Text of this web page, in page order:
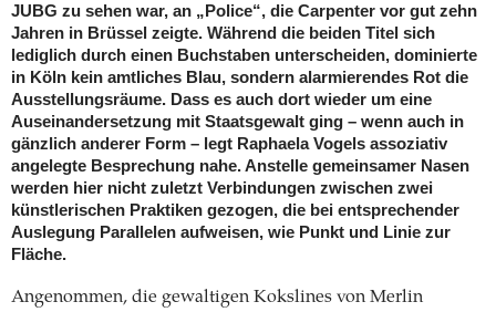
JUBG zu sehen war, an „Police“, die Carpenter vor gut zehn
Jahren in Brüssel zeigte. Während die beiden Titel sich
lediglich durch einen Buchstaben unterscheiden, dominierte
in Köln kein amtliches Blau, sondern alarmierendes Rot die
Ausstellungsräume. Dass es auch dort wieder um eine
Auseinandersetzung mit Staatsgewalt ging – wenn auch in
gänzlich anderer Form – legt Raphaela Vogels assoziativ
angelegte Besprechung nahe. Anstelle gemeinsamer Nasen
werden hier nicht zuletzt Verbindungen zwischen zwei
künstlerischen Praktiken gezogen, die bei entsprechender
Auslegung Parallelen aufweisen, wie Punkt und Linie zur
Fläche.
Angenommen, die gewaltigen Kokslines von Merlin